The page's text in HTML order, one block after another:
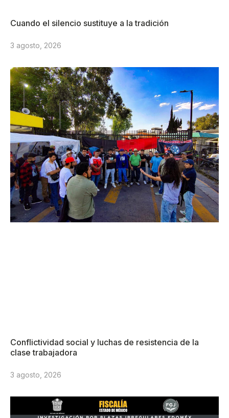
Cuando el silencio sustituye a la tradición
3 agosto, 2026
Conflictividad social y luchas de resistencia de la
clase trabajadora
3 agosto, 2026